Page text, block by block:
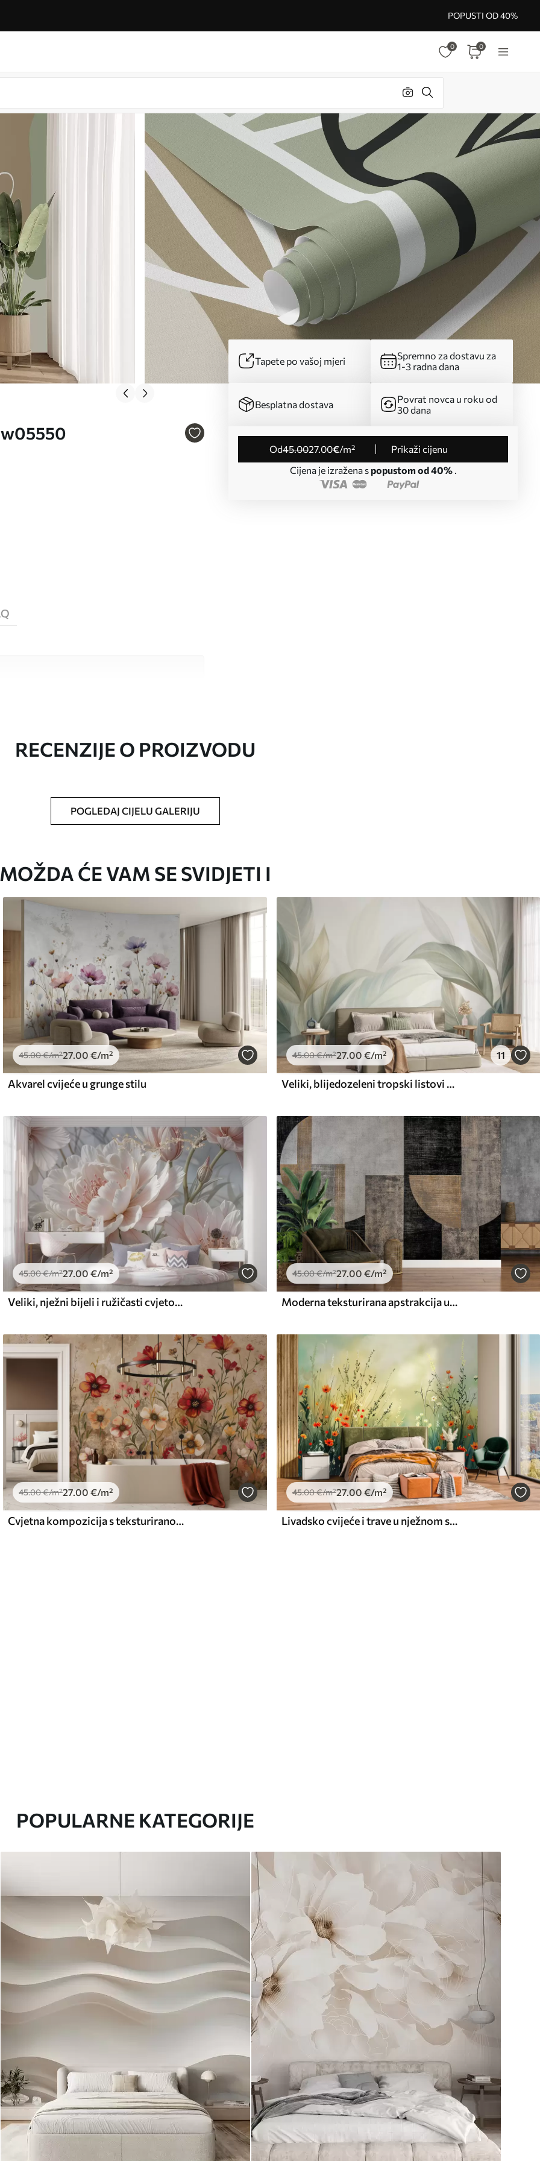
POPUSTI OD 40%
0 0
Tapete po vašoj mjeri
Spremno za dostavu za
1-3 radna dana
Besplatna dostava
Povrat novca u roku od
30 dana
od45.0027.00€/m²
Prikaži cijenu
Cijena je izražena s popustom od 40%.
ste odredili, izrezana na identične trake
34 .00€/m²
and Stick
49.00€/m²
RECENZIJE O PROIZVODU
POGLEDAJ CIJELU GALERIJU
MOŽDA ĆE VAM SE SVIDJETI I
45.00€/m²27 .00 €/m²
Akvarel cvijeće u grunge stilu
45.00€/m²27.00 €/m² 11
Veliki, blijedozeleni tropski listovi s mekim, pastelnim bojama, teksturirana umjetnost
45.00€/m²27.00 €/m²
Veliki, nježni bijeli i ružičasti cvjetovi božura s mekim, pahuljastim laticama na zamućenoj sivoj pozadini
45.00€/m²27.00 €/m²
Moderna teksturirana apstrakcija u crnoj i narančastoj boji
45.00€/m²27.00 €/m²
Cvjetna kompozicija s teksturiranom pozadinom u toplim tonovima
45.00€/m²27.00 €/m²
Livadsko cvijeće i trave u nježnom slikarskom stilu
POPULARNE KATEGORIJE